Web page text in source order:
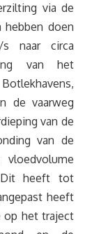
via de
doen
naar circa
van het
de vaarweg
van de
van de
Dit heeft tot
heeft
op het traject